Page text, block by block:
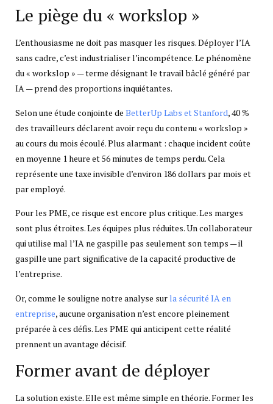
Le piège du « workslop »
L’enthousiasme ne doit pas masquer les risques. Déployer l’IA
sans cadre, c’est industrialiser l’incompétence. Le phénomène
du « workslop » — terme désignant le travail bâclé généré par
IA — prend des proportions inquiétantes.
Selon une étude conjointe de BetterUp Labs et Stanford, 40 %
des travailleurs déclarent avoir reçu du contenu « workslop »
au cours du mois écoulé. Plus alarmant : chaque incident coûte
en moyenne 1 heure et 56 minutes de temps perdu. Cela
représente une taxe invisible d’environ 186 dollars par mois et
par employé.
Pour les PME, ce risque est encore plus critique. Les marges
sont plus étroites. Les équipes plus réduites. Un collaborateur
qui utilise mal l’IA ne gaspille pas seulement son temps — il
gaspille une part significative de la capacité productive de
l’entreprise.
Or, comme le souligne notre analyse surla sécurité IA en
entreprise, aucune organisation n’est encore pleinement
préparée à ces défis. Les PME qui anticipent cette réalité
prennent un avantage décisif.
Former avant de déployer
La solution existe. Elle est même simple en théorie. Former les